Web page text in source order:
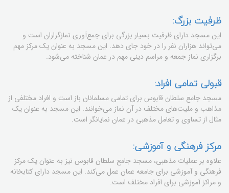
ظرفیت بزرگ:
این مسجد دارای ظرفیت بسیار بزرگی برای جمع‌آوری نمازگزاران است و
می‌تواند هزاران نفر را در خود جای دهد. این مسجد به عنوان یک مرکز مهم
برگزاری نماز جمعه و مراسم دینی مهم در عمان شناخته می‌شود.
قبولی تمامی افراد:
مسجد جامع سلطان قابوس برای تمامی مسلمانان باز است و افراد مختلفی از
مذاهب و ملیت‌های مختلف در آن نماز می‌خوانند. این مسجد به عنوان یک
مثال از تساوی و تعامل مذهبی در عمان نمایانگر است.
مرکز فرهنگی و آموزشی:
علاوه بر عملیات مذهبی، مسجد جامع سلطان قابوس نیز به عنوان یک مرکز
فرهنگی و آموزشی برای جامعه عمان عمل می‌کند. این مسجد دارای کتابخانه
و مراکز آموزشی برای افراد مختلف است.